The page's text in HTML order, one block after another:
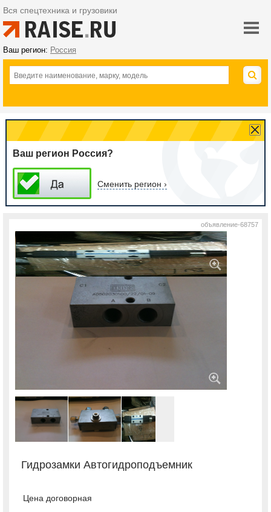
Вся спецтехника и грузовики
Ваш регион: Россия
Ваш регион Россия?
Сменить регион ›
Гидрозамки Автогидроподъемник
Цена договорная
объявление-68757